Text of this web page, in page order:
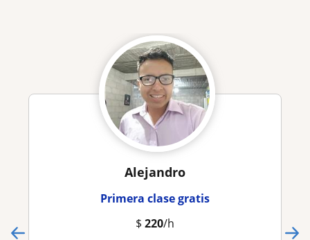
Alejandro
Primera clase gratis
$ 220/h